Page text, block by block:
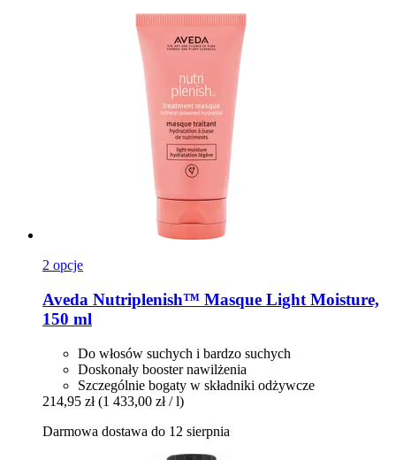
2 opcje
Aveda Nutriplenish™ Masque Light Moisture,
150 ml
Do włosów suchych i bardzo suchych
Doskonały booster nawilżenia
Szczególnie bogaty w składniki odżywcze
214,95 zł (1 433,00 zł / l)
Darmowa dostawa do 12 sierpnia